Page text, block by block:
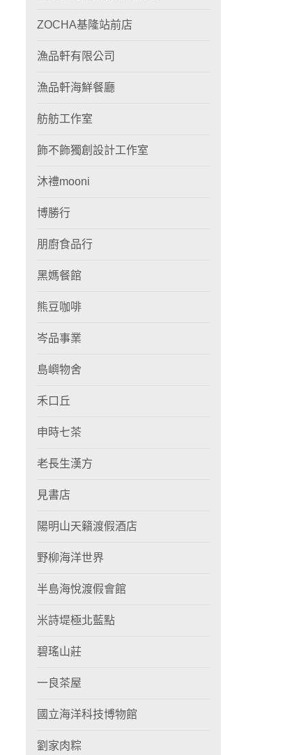
ZOCHA基隆站前店
漁品軒有限公司
漁品軒海鮮餐廳
舫舫工作室
飾不飾獨創設計工作室
沐禮mooni
博勝行
朋廚食品行
黑媽餐館
熊豆咖啡
岑品事業
島嶼物舍
禾口丘
申時七茶
老長生漢方
見書店
陽明山天籟渡假酒店
野柳海洋世界
半島海悅渡假會館
米詩堤極北藍點
碧瑤山莊
一良茶屋
國立海洋科技博物館
劉家肉粽